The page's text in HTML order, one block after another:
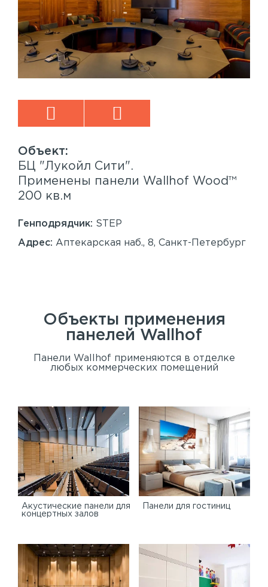
БЦ "Лукойл Сити".
Применены панели Wallhof Wood™
200 кв.м
Генподрядчик: STEP
Адрес: Аптекарская наб., 8, Санкт-Петербург
Объекты применения
панелей Wallhof
Панели Wallhof применяются в отделке
любых коммерческих помещений
Акустические панели для
концертных залов
Панели для гостиниц